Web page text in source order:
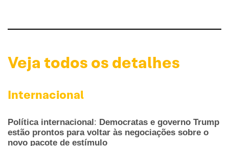
Veja todos os detalhes
Internacional
Política internacional : Democratas e governo Trump
estão prontos para voltar às negociações sobre o
novo pacote de estímulo